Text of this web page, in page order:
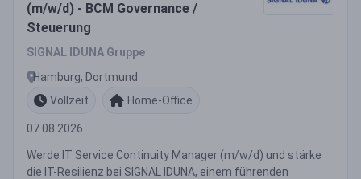
(m/w/d) - BCM Governance /
Steuerung
SIGNAL IDUNA Gruppe
Hamburg, Dortmund
Vollzeit
Home-Office
07.08.2026
Werde IT Service Continuity Manager (m/w/d) und stärke
die IT-Resilienz bei SIGNAL IDUNA, einem führenden